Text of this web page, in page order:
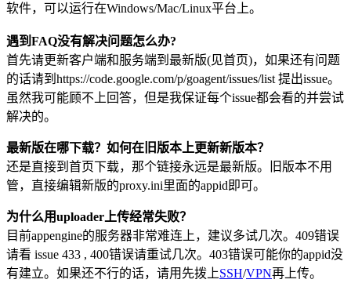
软件，可以运行在Windows/Mac/Linux平台上。
遇到FAQ没有解决问题怎么办?
首先请更新客户端和服务端到最新版(见首页)，如果还有问题
的话请到https://code.google.com/p/goagent/issues/list 提出issue。
虽然我可能顾不上回答，但是我保证每个issue都会看的并尝试
解决的。
最新版在哪下载？如何在旧版本上更新新版本？
还是直接到首页下载，那个链接永远是最新版。旧版本不用
管，直接编辑新版的proxy.ini里面的appid即可。
为什么用uploader上传经常失败？
目前appengine的服务器非常难连上，建议多试几次。409错误
请看 issue 433 , 400错误请重试几次。403错误可能你的appid没
有建立。如果还不行的话，请用先拨上SSH/VPN再上传。